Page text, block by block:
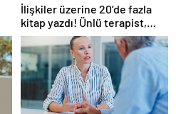
İlişkiler üzerine 20’de fazla
kitap yazdı! Ünlü terapist,
boşanmaların gerçek
suçlularını açıklıyor